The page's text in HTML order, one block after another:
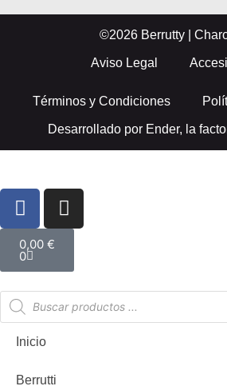
©2026 Berrutty |
Aviso Legal
Términos y Condiciones
Desarrollado por Ender, la
0,00 €
0
Inicio
Berrutti